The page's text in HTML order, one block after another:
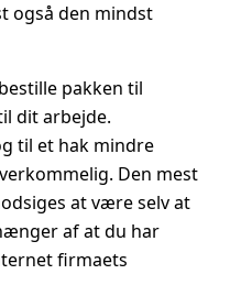
også den mindst
pakken til
dit arbejde.
til et hak mindre
Den mest
at være selv at
af at du har
firmaets